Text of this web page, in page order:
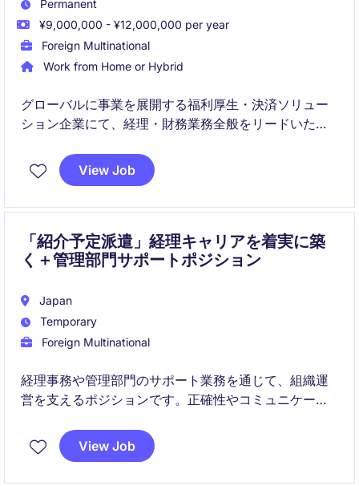
Permanent
¥9,000,000 - ¥12,000,000 per year
Foreign Multinational
Work from Home or Hybrid
グローバルに事業を展開する福利厚生・決済ソリュー
ション企業にて、経理・財務業務全般をリードいただ
に加え、会計システム刷新プロジェクトの中核メンバ
ーとして、業務変革と組織成長を推進していただきま
View Job
「紹介予定派遣」経理キャリアを着実に築
く＋管理部門サポートポジション
Japan
Temporary
Foreign Multinational
経理事務や管理部門のサポート業務を通じて、組織運
営を支えるポジションです。正確性やコミュニケーシ
に築いていただけます。
View Job